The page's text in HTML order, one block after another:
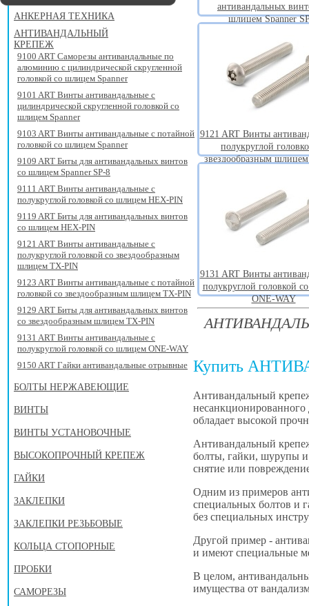
АНКЕРНАЯ ТЕХНИКА
АНТИВАНДАЛЬНЫЙ
КРЕПЕЖ
9100 ART Саморезы антивандальные по
алюминию с цилиндрической скругленной
головкой со шлицем Spanner
9101 ART Винты антивандальные с
цилиндрической скругленной головкой со
шлицем Spanner
9103 ART Винты антивандальные с потайной
головкой со шлицем Spanner
9109 ART Биты для антивандальных винтов
со шлицем Spanner SP-8
9111 ART Винты антивандальные с
полукруглой головкой со шлицем HEX-PIN
9119 ART Биты для антивандальных винтов
со шлицем HEX-PIN
9121 ART Винты антивандальные с
полукруглой головкой со звездообразным
шлицем TX-PIN
9123 ART Винты антивандальные с потайной
головкой со звездообразным шлицем TX-PIN
9129 ART Биты для антивандальных винтов
со звездообразным шлицем TX-PIN
9131 ART Винты антивандальные с
полукруглой головкой со шлицем ONE-WAY
9150 ART Гайки антивандальные отрывные
БОЛТЫ НЕРЖАВЕЮЩИЕ
ВИНТЫ
ВИНТЫ УСТАНОВОЧНЫЕ
ВЫСОКОПРОЧНЫЙ КРЕПЕЖ
ГАЙКИ
ЗАКЛЕПКИ
ЗАКЛЕПКИ РЕЗЬБОВЫЕ
КОЛЬЦА СТОПОРНЫЕ
ПРОБКИ
САМОРЕЗЫ
антивандальных
шлицем Spanner
9121 ART Винты
полукруглой
звездообразным
9131 ART Винты
полукруглой головкой
ONE-WAY
Купить
Антивандальный
несанкционированного
обладает высокой
Антивандальный
болты, гайки, шурупы
снятие или
Одним из примеров
специальных болтов и
без специальных
Другой пример -
и имеют специальные
В целом,
имущества от